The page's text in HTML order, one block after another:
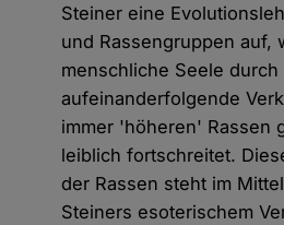
Steiner eine
und Rassengruppen auf,
menschliche Seele durch
aufeinanderfolgende
immer 'höheren' Rassen
leiblich fortschreitet.
der Rassen steht im
Steiners esoterischem